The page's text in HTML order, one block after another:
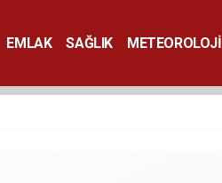
EMLAK SAĞLIK
METEOROLOJİ